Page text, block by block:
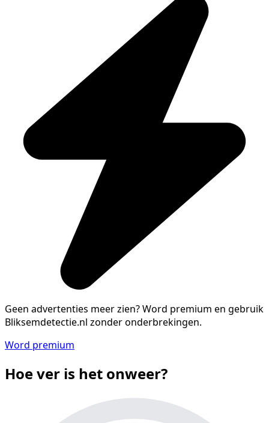
Geen advertenties meer zien?Word premium en gebruik
Bliksemdetectie.nl zonder onderbrekingen.
Word premium
Hoe ver is het onweer?